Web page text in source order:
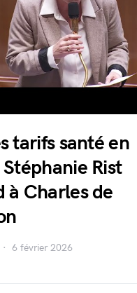
tarifs santé en
Rist
à Charles de
6 février 2026